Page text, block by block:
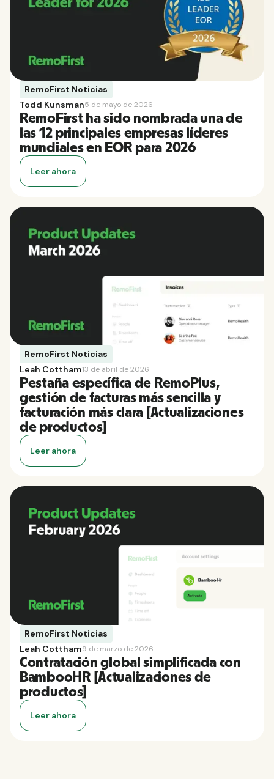
RemoFirst Noticias
Todd Kunsman5 de mayo de 2026
RemoFirst ha sido nombrada una de
las 12 principales empresas líderes
mundiales en EOR para 2026
Leer ahora
RemoFirst Noticias
Leah Cottham13 de abril de 2026
Pestaña específica de RemoPlus,
gestión de facturas más sencilla y
facturación más clara [Actualizaciones
de productos]
Leer ahora
RemoFirst Noticias
Leah Cottham9 de marzo de 2026
Contratación global simplificada con
BambooHR [Actualizaciones de
productos]
Leer ahora